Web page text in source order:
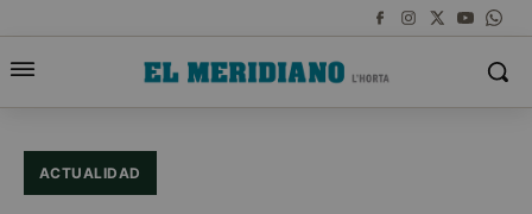
ACTUALIDAD